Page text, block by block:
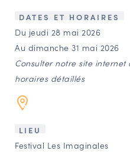
CONTACT
Agenda
Annuaire
Ressources
DATES ET HORAIRES
Du jeudi 28 mai 2026
Au dimanche 31 mai 2026
Consulter notre site
horaires détaillés
LIEU
Festival Les Imaginales